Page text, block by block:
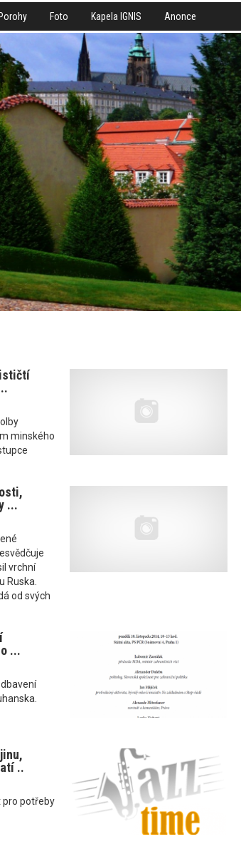
Foto Kapela IGNIS Anonce
minského
...
vrchní
Ruska.
od svých
...
..
pro potřeby